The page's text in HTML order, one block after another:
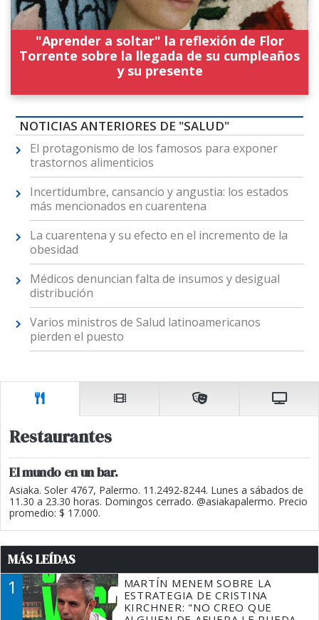
"Aprender a soltar" la reflexión de Flor
Torrente sobre la llegada de su cumpleaños
y su presente
NOTICIAS ANTERIORES DE "SALUD"
El protagonismo de los famosos para exponer
trastornos alimenticios
Incertidumbre, cansancio y angustia: los estados
más mencionados en cuarentena
La cuarentena y su efecto en el incremento de la
obesidad
Médicos denuncian falta de insumos y desigual
distribución
Varios ministros de Salud latinoamericanos
pierden el puesto
Restaurantes
El mundo en un bar.
Asiaka. Soler 4767, Palermo. 11.2492-8244. Lunes a sábados de
11.30 a 23.30 horas. Domingos cerrado. @asiakapalermo. Precio
promedio: $ 17.000.
MÁS LEÍDAS
1
MARTÍN MENEM SOBRE LA
ESTRATEGIA DE CRISTINA
KIRCHNER: "NO CREO QUE